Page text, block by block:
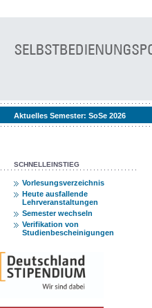
Aktuelles Semester: SoSe 2026
SCHNELLEINSTIEG
Vorlesungsverzeichnis
Heute ausfallende
Lehrveranstaltungen
Semester wechseln
Verifikation von
Studienbescheinigungen